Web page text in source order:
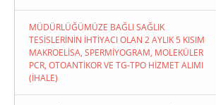
MÜDÜRLÜĞÜMÜZE BAĞLI SAĞLIK
TESİSLERİNİN İHTİYACI OLAN 2 AYLIK 5 KISIM
MAKROELİSA, SPERMİYOGRAM, MOLEKÜLER
PCR, OTOANTİKOR VE TG-TPO HİZMET ALIMI
(İHALE)